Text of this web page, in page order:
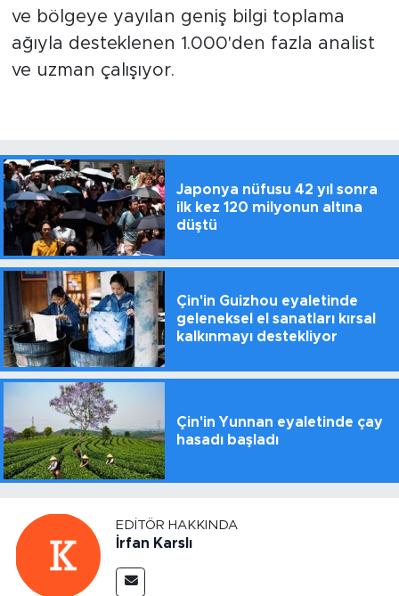
ve bölgeye yayılan geniş bilgi toplama
ağıyla desteklenen 1.000'den fazla analist
ve uzman çalışıyor.
Japonya nüfusu 42 yıl sonra
ilk kez 120 milyonun altına
düştü
Çin'in Guizhou eyaletinde
geleneksel el sanatları kırsal
kalkınmayı destekliyor
Çin'in Yunnan eyaletinde çay
hasadı başladı
EDITÖR HAKKINDA
İrfan Karslı